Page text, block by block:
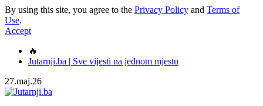
By using this site, you agree to the Privacy Policy and Terms of
Use.
Accept
🔥
Jutarnji.ba | Sve vijesti na jednom mjestu
27.maj.26